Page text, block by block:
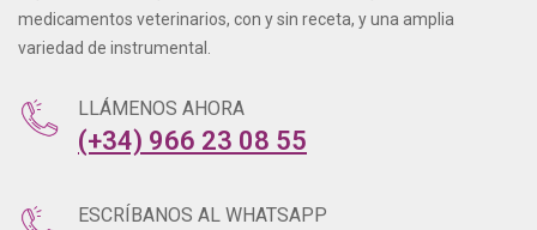
medicamentos veterinarios, con y sin receta, y una amplia
variedad de instrumental.
LLÁMENOS AHORA
(+34) 966 23 08 55
ESCRÍBANOS AL WHATSAPP